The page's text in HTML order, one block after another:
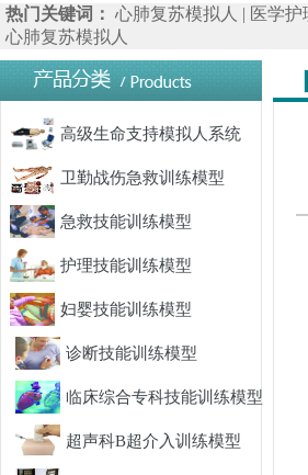
热门关键词： 心肺复苏模拟人 | 医学护
心肺复苏模拟人
高级生命支持模拟人系统
卫勤战伤急救训练模型
急救技能训练模型
护理技能训练模型
妇婴技能训练模型
诊断技能训练模型
临床综合专科技能训练模型
超声科B超介入训练模型